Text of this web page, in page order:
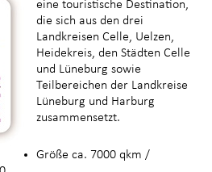
eine touristische Destination,
die sich aus den drei
Landkreisen Celle, Uelzen,
Heidekreis, den Städten Celle
und Lüneburg sowie
Teilbereichen der Landkreise
Lüneburg und Harburg
zusammensetzt.
Größe ca. 7000 qkm /